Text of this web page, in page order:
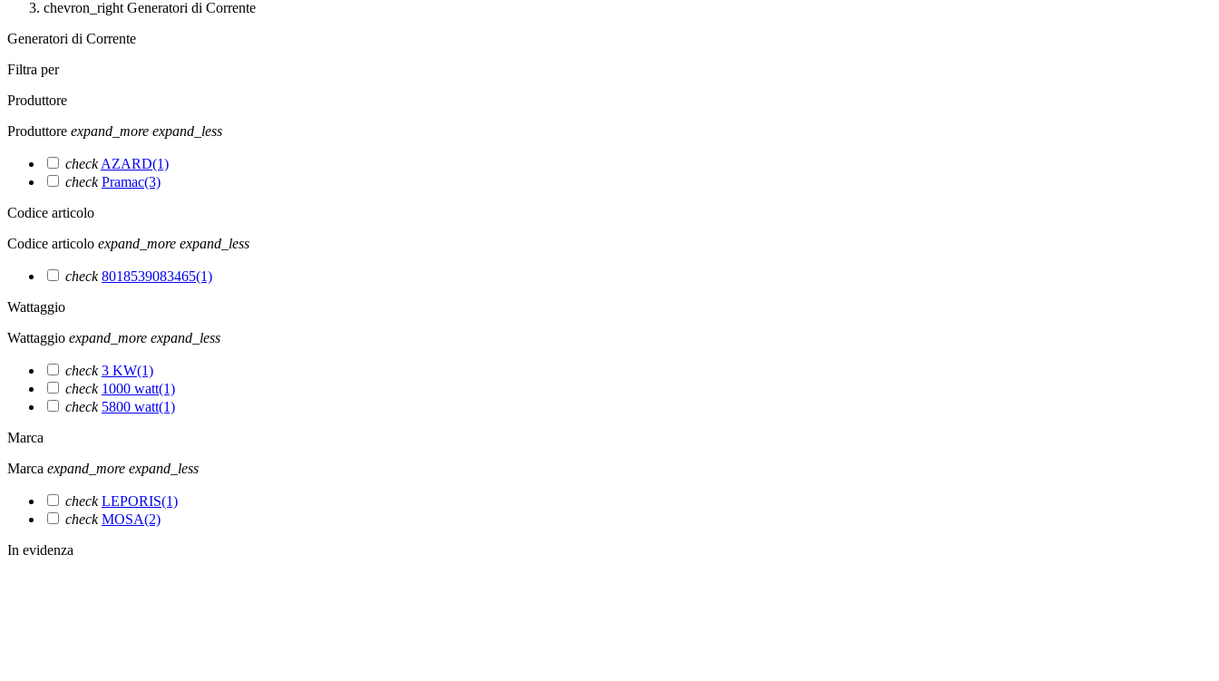
chevron_right Generatori di Corrente
Generatori di Corrente
Filtra per
Produttore
Produttore expand_more expand_less
check ‎AZARD(1)
check ‎Pramac(3)
Codice articolo
Codice articolo expand_more expand_less
check ‎8018539083465(1)
Wattaggio
Wattaggio expand_more expand_less
check ‎3 KW(1)
check ‎1000 watt(1)
check ‎5800 watt(1)
Marca
Marca expand_more expand_less
check LEPORIS(1)
check MOSA(2)
In evidenza